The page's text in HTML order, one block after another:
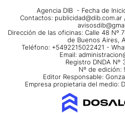
Agencia DIB - Fecha de
Contactos: publicidad@dib.com.ar
Dirección de las oficinas: Calle 48 Nº
de Buenos Aires,
Teléfono: +5492215022421 -
Email:
Registro DNDA Nº
Nº de edición:
Editor Responsable:
Empresa propietaria del medio: